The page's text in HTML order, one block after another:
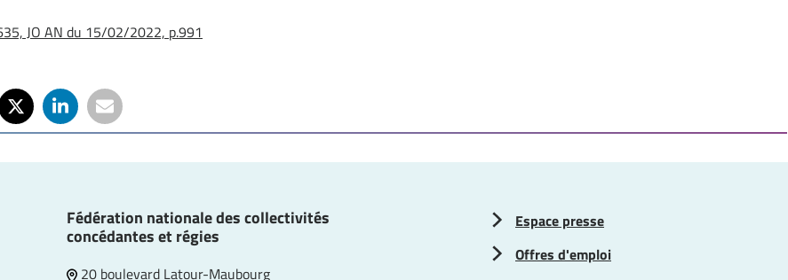
JO AN du 15/02/2022, p.991
Fédération nationale des collectivités
concédantes et régies
20 boulevard Latour-Maubourg
Espace presse
Offres d'emploi